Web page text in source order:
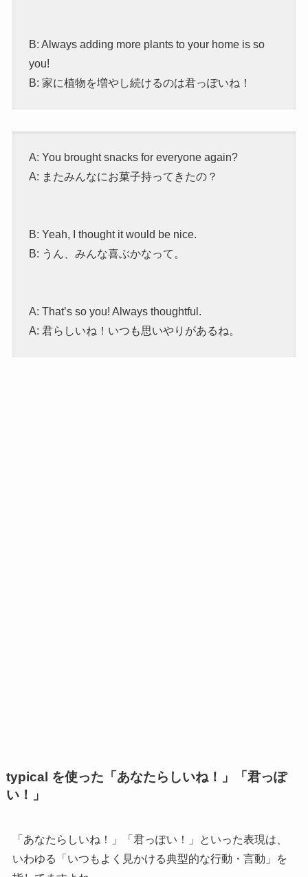
B: Always adding more plants to your home is so
you!
B: 家に植物を増やし続けるのは君っぽいね！
A: You brought snacks for everyone again?
A: またみんなにお菓子持ってきたの？
B: Yeah, I thought it would be nice.
B: うん、みんな喜ぶかなって。
A: That’s so you! Always thoughtful.
A: 君らしいね！いつも思いやりがあるね。
typical を使った「あなたらしいね！」「君っぽ
い！」
「あなたらしいね！」「君っぽい！」といった表現は、
いわゆる「いつもよく見かける典型的な行動・言動」を